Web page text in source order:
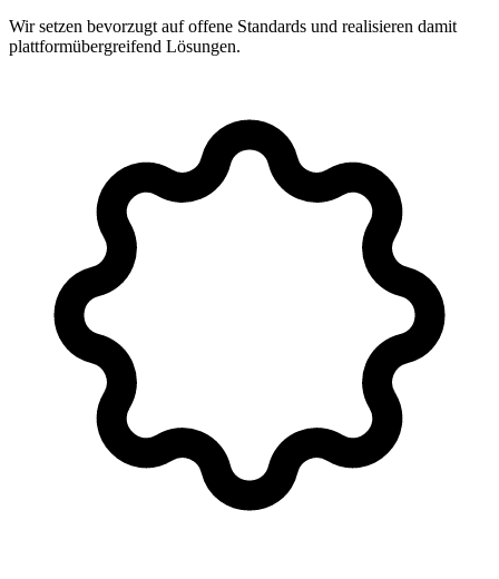
Wir setzen bevorzugt auf offene Standards und realisieren damit
plattformübergreifend Lösungen.